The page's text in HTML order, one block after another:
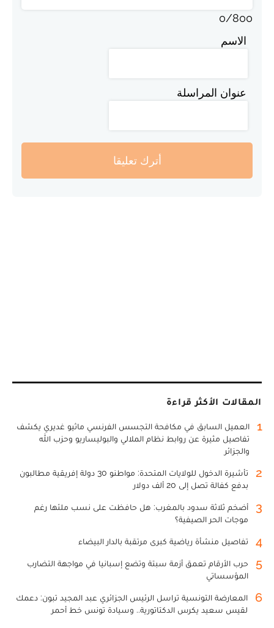
0/800
الاسم
عنوان المراسلة
أترك تعليقا
المقالات الأكثر قراءة
1
العميل السابق في مكافحة التجسس الفرنسي ماثيو غديري يكشف
تفاصيل مثيرة عن روابط نظام الملالي والبوليساريو وحزب الله
والجزائر
2
تأشيرة الدخول للولايات المتحدة: مواطنو 30 دولة إفريقية مطالبون
بدفع كفالة تصل إلى 20 ألف دولار
3
أضخم ثلاثة سدود بالمغرب: هل حافظت على نسب ملئها رغم
موجات الحر الصيفية؟
4 تفاصيل منشأة رياضية كبرى مرتقبة بالدار البيضاء
5
حرب الأرقام تعمق أزمة سبتة وتضع إسبانيا في مواجهة التضارب
المؤسساتي
6
المعارضة التونسية تراسل الرئيس الجزائري عبد المجيد تبون: دعمك
لقيس سعيد يكرس الدكتاتورية.. وسيادة تونس خط أحمر